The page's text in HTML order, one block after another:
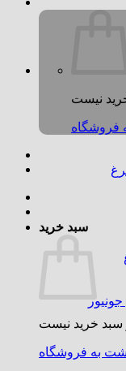
فروشگاه
سبد خرید
به فروشگاه